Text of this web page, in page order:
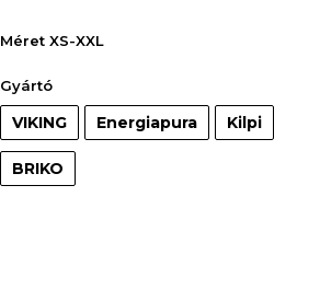
Méret XS-XXL
Gyártó
VIKING Energiapura Kilpi
BRIKO